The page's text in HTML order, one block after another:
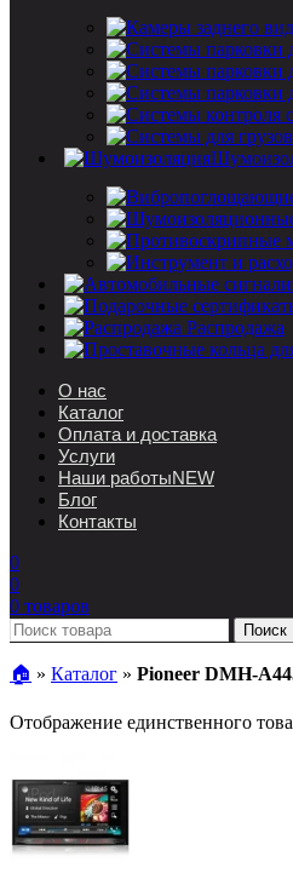
Распродажа
О нас
Каталог
Оплата и доставка
Услуги
Наши работыNEW
Блог
Контакты
0
0
0 товаров
Поиск
🏠︎ » Каталог » Pioneer DMH-
Отображение единственного